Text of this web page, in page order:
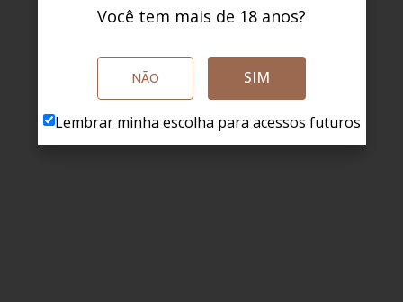
Você tem mais de 18 anos?
NÃO SIM
Lembrar minha escolha para acessos futuros